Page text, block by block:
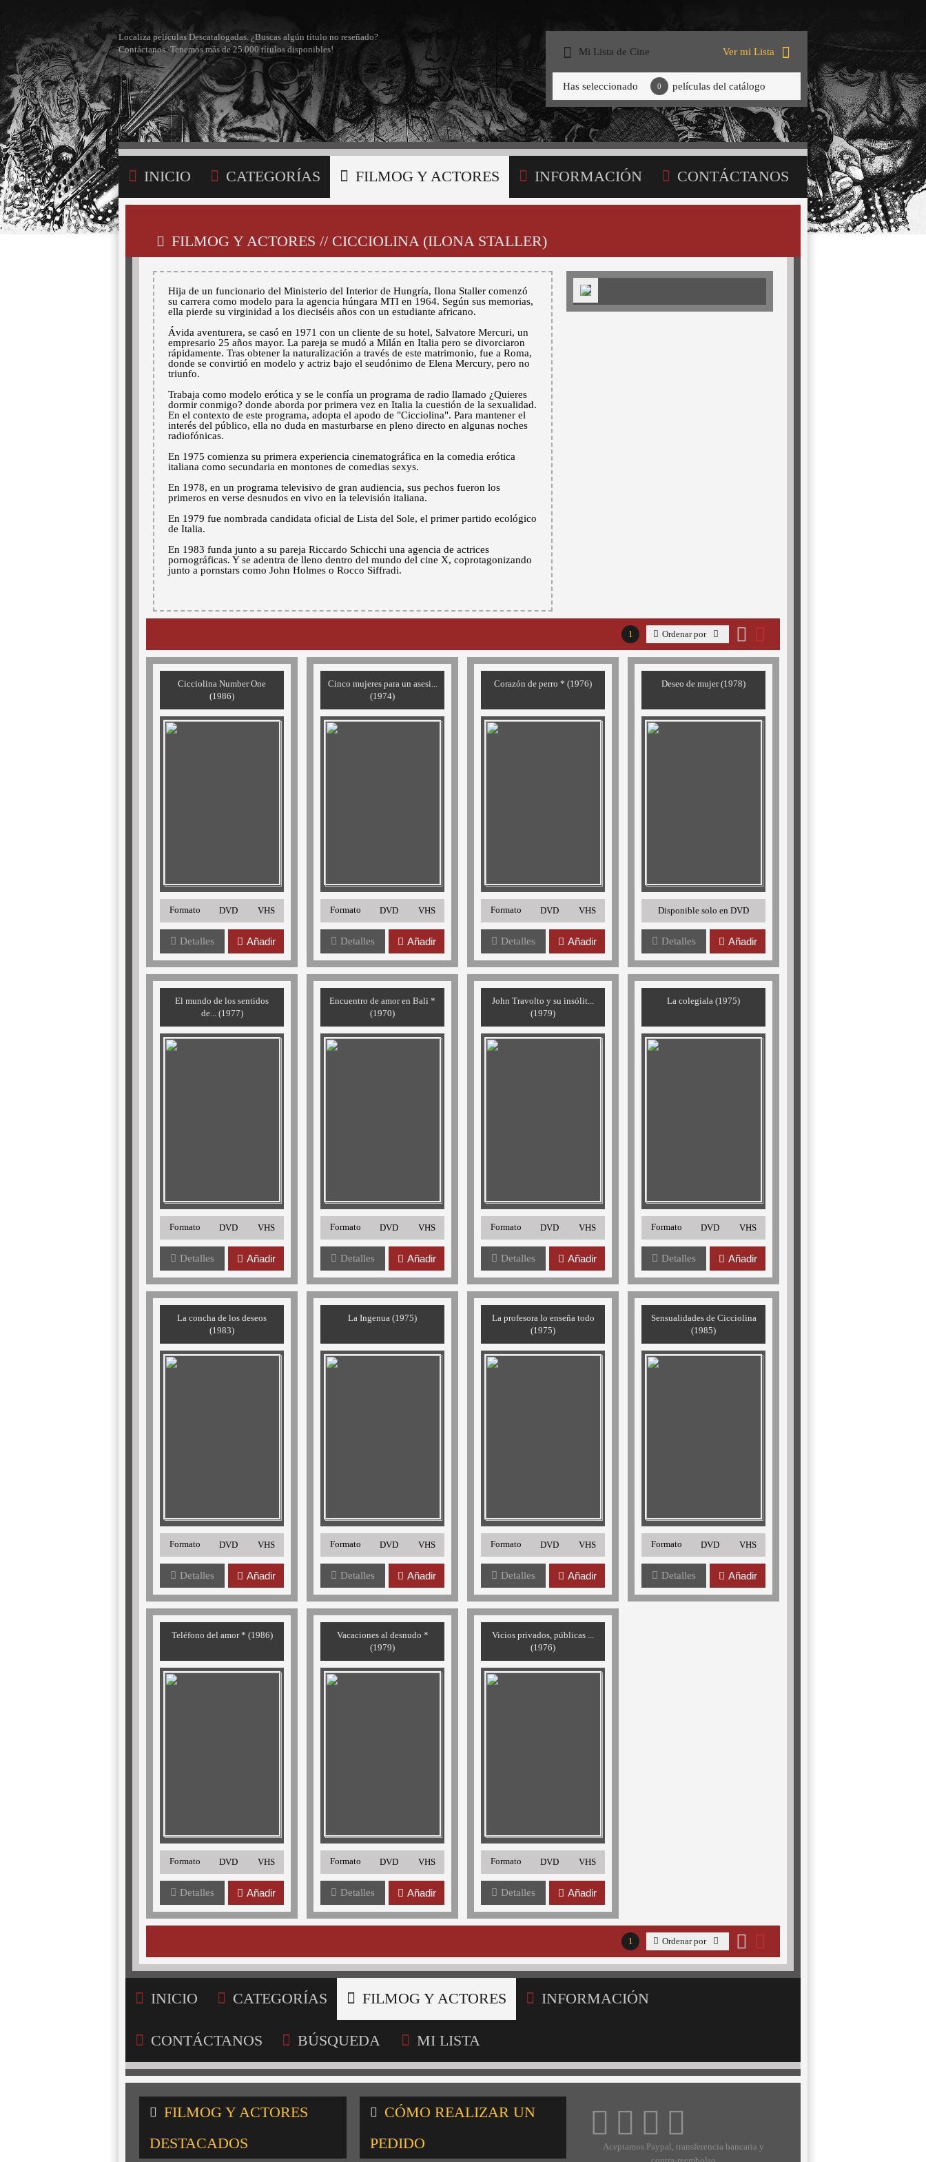
Localiza películas Descatalogadas. ¿Buscas algún título no reseñado?
Contáctanos -Tenemos más de 25.000 títulos disponibles!
Mi Lista de Cine Ver mi Lista
Has seleccionado 0 películas del catálogo
INICIO CATEGORÍAS FILMOG Y ACTORES INFORMACIÓN CONTÁCTANOS
FILMOG Y ACTORES // CICCIOLINA (ILONA STALLER)
Hija de un funcionario del Ministerio del Interior de Hungría, Ilona Staller comenzó
su carrera como modelo para la agencia húngara MTI en 1964. Según sus memorias,
ella pierde su virginidad a los dieciséis años con un estudiante africano.
Ávida aventurera, se casó en 1971 con un cliente de su hotel, Salvatore Mercuri, un
empresario 25 años mayor. La pareja se mudó a Milán en Italia pero se divorciaron
rápidamente. Tras obtener la naturalización a través de este matrimonio, fue a Roma,
donde se convirtió en modelo y actriz bajo el seudónimo de Elena Mercury, pero no
triunfo.
Trabaja como modelo erótica y se le confía un programa de radio llamado ¿Quieres
dormir conmigo? donde aborda por primera vez en Italia la cuestión de la sexualidad.
En el contexto de este programa, adopta el apodo de "Cicciolina". Para mantener el
interés del público, ella no duda en masturbarse en pleno directo en algunas noches
radiofónicas.
En 1975 comienza su primera experiencia cinematográfica en la comedia erótica
italiana como secundaria en montones de comedias sexys.
En 1978, en un programa televisivo de gran audiencia, sus pechos fueron los
primeros en verse desnudos en vivo en la televisión italiana.
En 1979 fue nombrada candidata oficial de Lista del Sole, el primer partido ecológico
de Italia.
En 1983 funda junto a su pareja Riccardo Schicchi una agencia de actrices
pornográficas. Y se adentra de lleno dentro del mundo del cine X, coprotagonizando
junto a pornstars como John Holmes o Rocco Siffradi.
1 Ordenar por
Cicciolina Number One
(1986)
Formato DVD VHS
Detalles Añadir
Cinco mujeres para un asesi...
(1974)
Formato DVD VHS
Detalles Añadir
Corazón de perro * (1976)
Formato DVD VHS
Detalles Añadir
Deseo de mujer (1978)
Disponible solo en DVD
Detalles Añadir
El mundo de los sentidos
de... (1977)
Formato DVD VHS
Detalles Añadir
Encuentro de amor en Bali *
(1970)
Formato DVD VHS
Detalles Añadir
John Travolto y su insólit...
(1979)
Formato DVD VHS
Detalles Añadir
La colegiala (1975)
Formato DVD VHS
Detalles Añadir
La concha de los deseos
(1983)
Formato DVD VHS
Detalles Añadir
La Ingenua (1975)
Formato DVD VHS
Detalles Añadir
La profesora lo enseña todo
(1975)
Formato DVD VHS
Detalles Añadir
Sensualidades de Cicciolina
(1985)
Formato DVD VHS
Detalles Añadir
Teléfono del amor * (1986)
Formato DVD VHS
Detalles Añadir
Vacaciones al desnudo *
(1979)
Formato DVD VHS
Detalles Añadir
Vicios privados, públicas ...
(1976)
Formato DVD VHS
Detalles Añadir
1 Ordenar por
INICIO CATEGORÍAS FILMOG Y ACTORES INFORMACIÓN
CONTÁCTANOS BÚSQUEDA MI LISTA
FILMOG Y ACTORES
DESTACADOS
CÓMO REALIZAR UN
PEDIDO
Aceptamos Paypal, transferencia bancaria y